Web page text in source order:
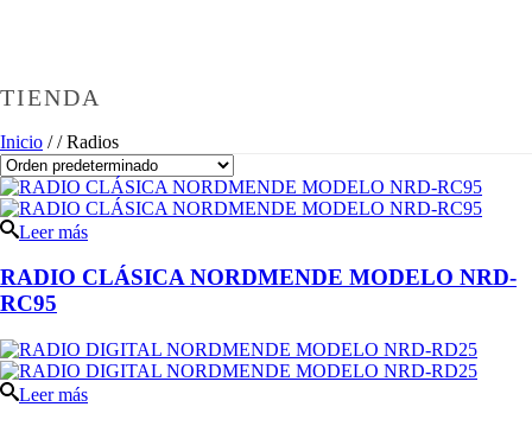
TIENDA
Inicio //Radios
Leer más
RADIO CLÁSICA NORDMENDE MODELO NRD-
RC95
Leer más